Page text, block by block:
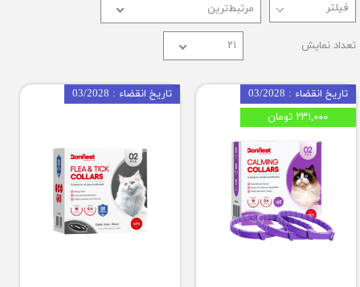
مرتبط‌ترین
تعداد نمایش ۲۱
تاریخ انقضاء : 03/2028
۲۳۱,۰۰۰ تومان
تاریخ انقضاء : 03/2028